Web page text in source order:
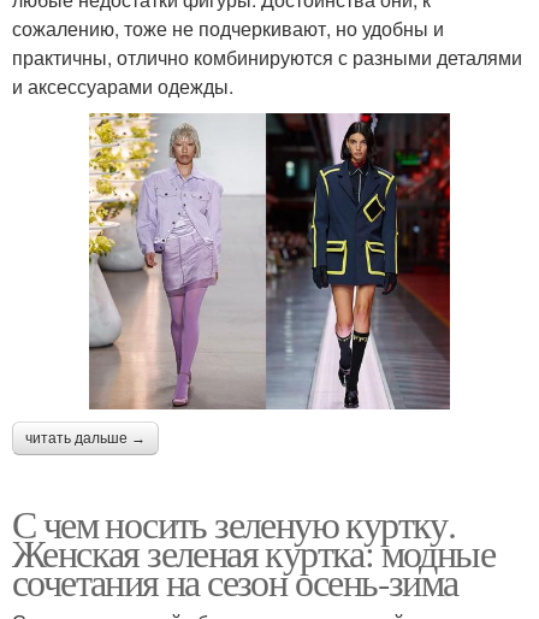
сожалению, тоже не подчеркивают, но удобны и
практичны, отлично комбинируются с разными деталями
и аксессуарами одежды.
читать дальше →
С чем носить зеленую куртку.
Женская зеленая куртка: модные
сочетания на сезон осень-зима